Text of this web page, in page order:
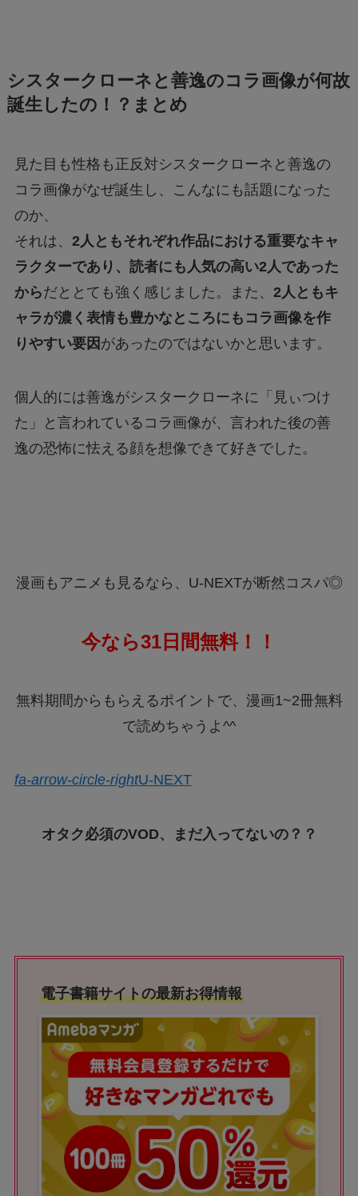
シスタークローネと善逸のコラ画像が何故
誕生したの！？まとめ
見た目も性格も正反対シスタークローネと善逸の
コラ画像がなぜ誕生し、こんなにも話題になった
のか、
それは、 2人ともそれぞれ作品における重要なキャ
ラクターであり、読者にも人気の高い2人であった
からだととても強く感じました。また、 2人ともキ
ャラが濃く表情も豊かなところにもコラ画像を作
りやすい要因 があったのではないかと思います。
個人的には善逸がシスタークローネに 「見ぃつけ
た」
と言われているコラ画像が、言われた後の善
逸の恐怖に怯える顔を想像できて好きでした。
漫画もアニメも見るなら、U-NEXTが断然コスパ◎
今なら31日間無料！！
無料期間からもらえるポイントで、漫画1~2冊無料
で読めちゃうよ^^
fa-arrow-circle-rightU-NEXT
オタク必須のVOD、まだ入ってないの？？
電子書籍サイトの最新お得情報